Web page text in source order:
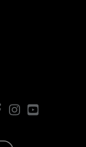
FacebookInstagramYouTube